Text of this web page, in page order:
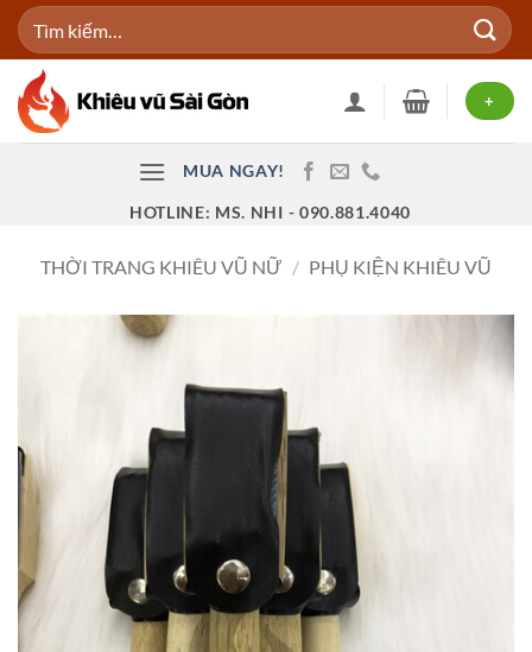
Bỏ
qua
dung
Tìm
kiếm:
+
MUA NGAY!
HOTLINE: MS. NHI - 090.881.4040
THỜI TRANG KHIÊU VŨ NỮ / PHỤ KIỆN KHIÊU VŨ